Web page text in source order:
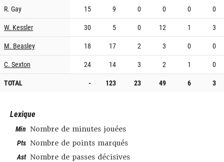
R. Gay
15 9 0 0 0
0
W. Kessler
30 5 0 12 1
3
M. Beasley
18 17 2 3 0
0
C. Sexton
24 14 3 2 1
0
TOTAL
- 123 23 49 6 3
Lexique
Min Nombre de minutes jouées
Pts Nombre de points marqués
Ast Nombre de passes décisives